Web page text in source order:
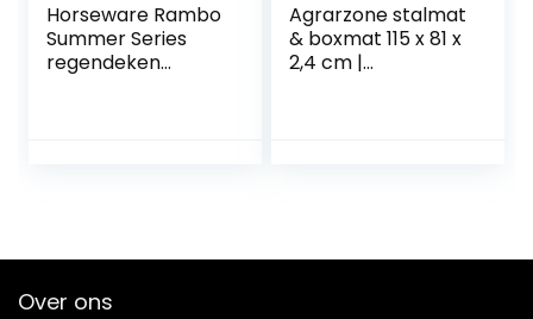
Horseware Rambo
Summer Series
regendeken
Agrarzone stalmat
& boxmat 115 x 81 x
2,4 cm |
paardenbox stal
Over ons